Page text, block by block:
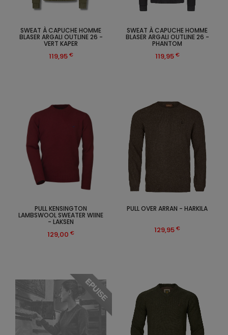
PULL KENSINGTON
LAMBSWOOL SWEATER WIINE
- LAKSEN
129,00 €
PULL OVER ARRAN - HARKILA
129,95 €
EPUISE
SWEAT À CAPUCHE HOMME
BLASER ARGALI OUTLINE 26 -
VERT KAPER
119,95 €
SWEAT À CAPUCHE HOMME
BLASER ARGALI OUTLINE 26 -
PHANTOM
119,95 €